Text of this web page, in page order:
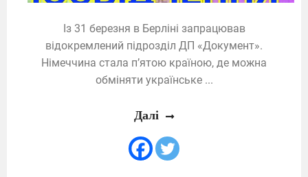
Із 31 березня в Берліні запрацював
відокремлений підрозділ ДП «Документ».
Німеччина стала п’ятою країною, де можна
обміняти українське ...
Далі